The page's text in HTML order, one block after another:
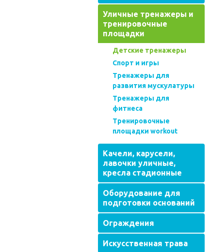
Уличные тренажеры и
тренировочные
площадки
Детские тренажеры
Спорт и игры
Тренажеры для
развития мускулатуры
Тренажеры для
фитнеса
Тренировочные
площадки workout
Качели, карусели,
лавочки уличные,
кресла стадионные
Оборудование для
подготовки оснований
Ограждения
Искусственная трава